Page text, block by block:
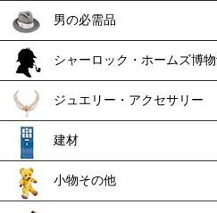
男の必需品
シャーロック・ホームズ博
ジュエリー・アクセサリー
建材
小物その他